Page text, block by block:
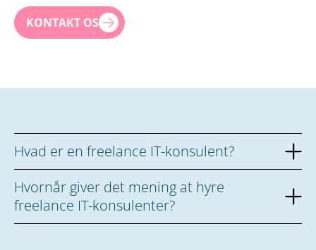
KONTAKT OS
Hvad er en freelance IT-konsulent?
Hvornår giver det mening at hyre
freelance IT-konsulenter?